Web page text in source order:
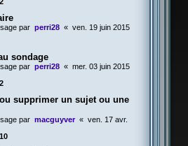
par perri28 « ven. 19 juin 2015
sondage
par perri28 « mer. 03 juin 2015
2
supprimer un sujet ou une
par macguyver « ven. 17 avr.
10